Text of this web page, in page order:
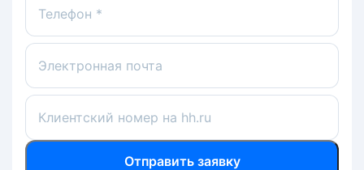
Телефон *
Электронная почта
Клиентский номер на hh.ru
Отправить заявку